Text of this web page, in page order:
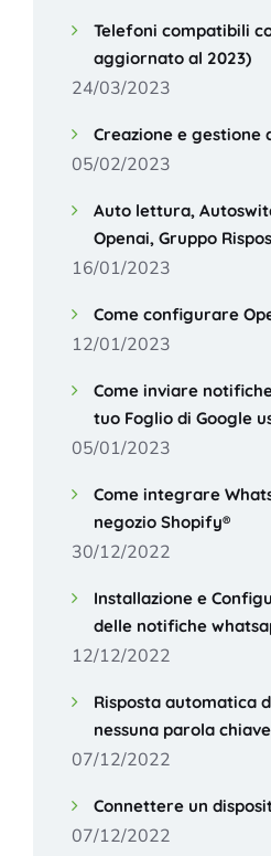
Telefoni compatibili
aggiornato al 2023)
24/03/2023
Creazione e gestione
05/02/2023
Auto lettura,
Openai, Gruppo
16/01/2023
Come configurare
12/01/2023
Come inviare
tuo Foglio di Google
05/01/2023
Come integrare
negozio Shopify®
30/12/2022
Installazione e
delle notifiche
12/12/2022
Risposta automatica
nessuna parola
07/12/2022
Connettere un
07/12/2022